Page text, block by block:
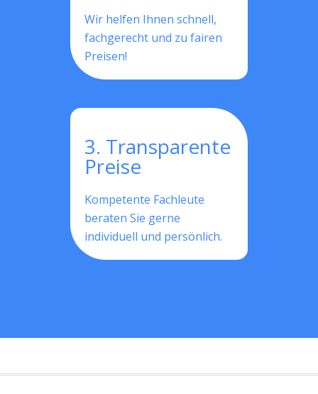
Wir helfen Ihnen schnell,
fachgerecht und zu fairen
Preisen!
3. Transparente
Preise
Kompetente Fachleute
beraten Sie gerne
individuell und persönlich.